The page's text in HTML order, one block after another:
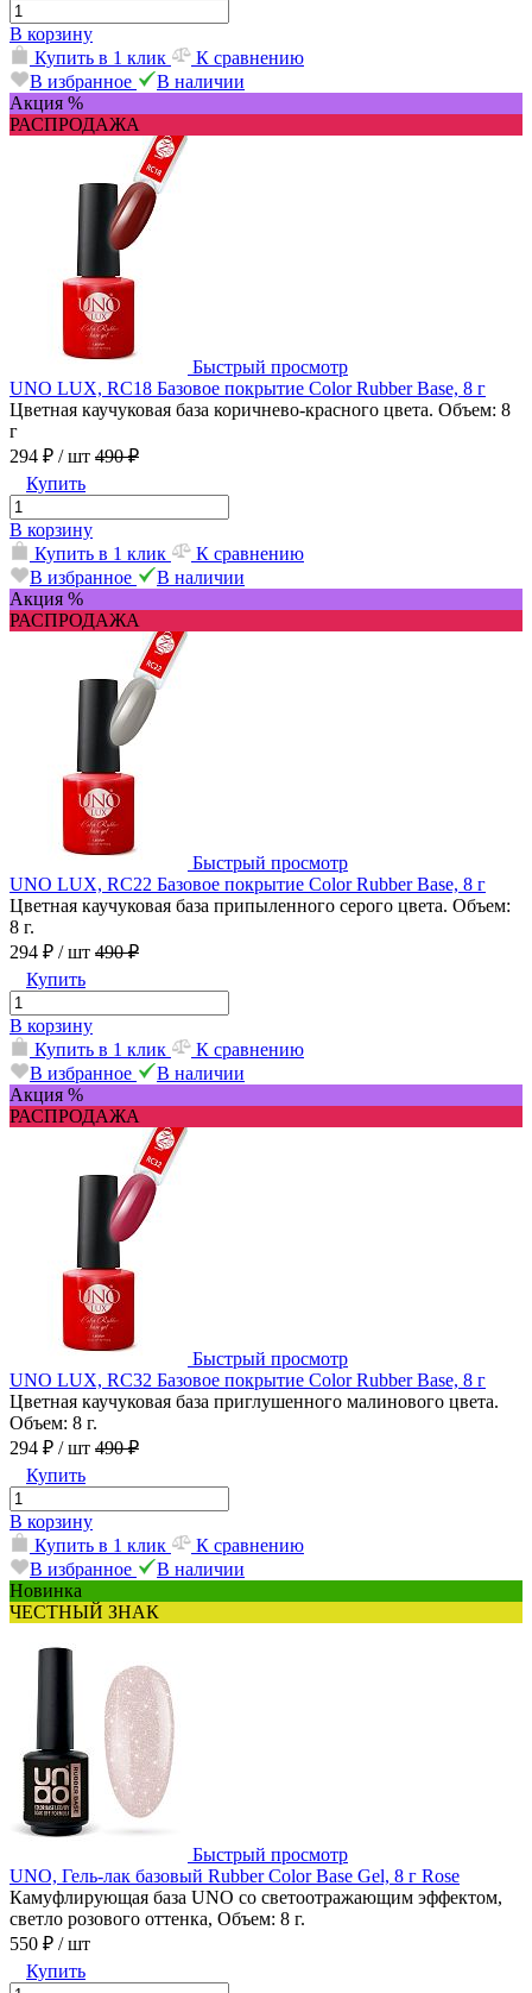
В корзину
Купить в 1 клик
К сравнению
В избранное
В наличии
Акция %
РАСПРОДАЖА
Быстрый просмотр
UNO LUX, RC18 Базовое покрытие Color Rubber Base, 8 г
Цветная каучуковая база коричнево-красного цвета. Объем: 8
г
294 ₽ / шт 490 ₽
Купить
В корзину
Купить в 1 клик
К сравнению
В избранное
В наличии
Акция %
РАСПРОДАЖА
Быстрый просмотр
UNO LUX, RC22 Базовое покрытие Color Rubber Base, 8 г
Цветная каучуковая база припыленного серого цвета. Объем:
8 г.
294 ₽ / шт 490 ₽
Купить
В корзину
Купить в 1 клик
К сравнению
В избранное
В наличии
Акция %
РАСПРОДАЖА
Быстрый просмотр
UNO LUX, RC32 Базовое покрытие Color Rubber Base, 8 г
Цветная каучуковая база приглушенного малинового цвета.
Объем: 8 г.
294 ₽ / шт 490 ₽
Купить
В корзину
Купить в 1 клик
К сравнению
В избранное
В наличии
Новинка
ЧЕСТНЫЙ ЗНАК
Быстрый просмотр
UNO, Гель-лак базовый Rubber Color Base Gel, 8 г Rose
Камуфлирующая база UNO со светоотражающим эффектом,
светло розового оттенка, Объем: 8 г.
550 ₽ / шт
Купить